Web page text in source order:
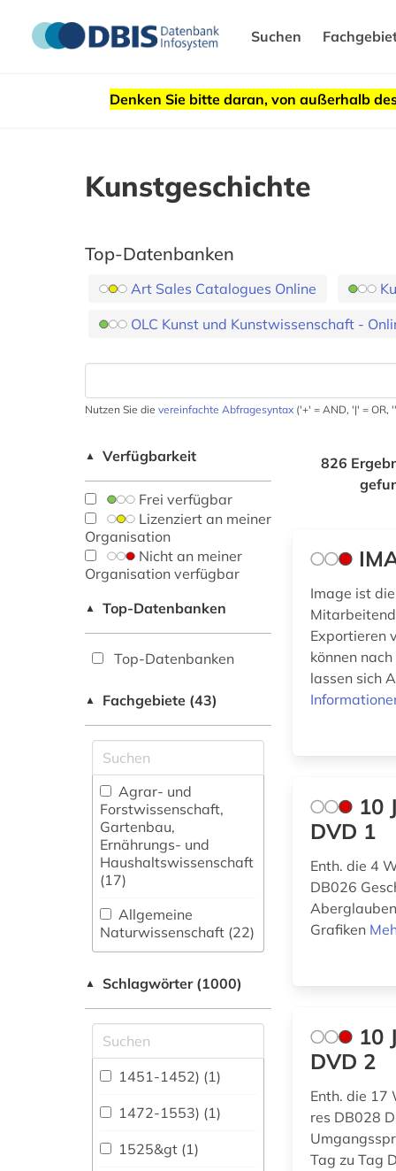
Suchen
Denken Sie bitte daran, von außerhalb
Kunstgeschichte
Top-Datenbanken
Art Sales Catalogues Online
OLC Kunst und Kunstwissenschaft -
Nutzen Sie die vereinfachte Abfragesyntax ('+' = AND, '|' = OR,
▲ Verfügbarkeit
Frei verfügbar
Lizenziert an meiner
Organisation
Nicht an meiner
Organisation verfügbar
▲ Top-Datenbanken
Top-Datenbanken
▲ Fachgebiete (43)
Agrar- und
Forstwissenschaft,
Gartenbau,
Ernährungs- und
Haushaltswissenschaft
(17)
Allgemeine
Naturwissenschaft (22)
fachübergreifende
Allgemeine und
vergleichende Sprach-
und
Literaturwissenschaft.
Indogermanistik.
Außereuropäische
Sprachen und
Literaturen (75)
▲ Schlagwörter (1000)
1451-1452) (1)
1472-1553) (1)
1525&gt (1)
826
Image ist
Exportieren
können
lassen sich
10
DVD 1
Enth. die 4
DB026
Grafiken
10
DVD 2
Enth. die 17
res DB028
Tag zu Tag